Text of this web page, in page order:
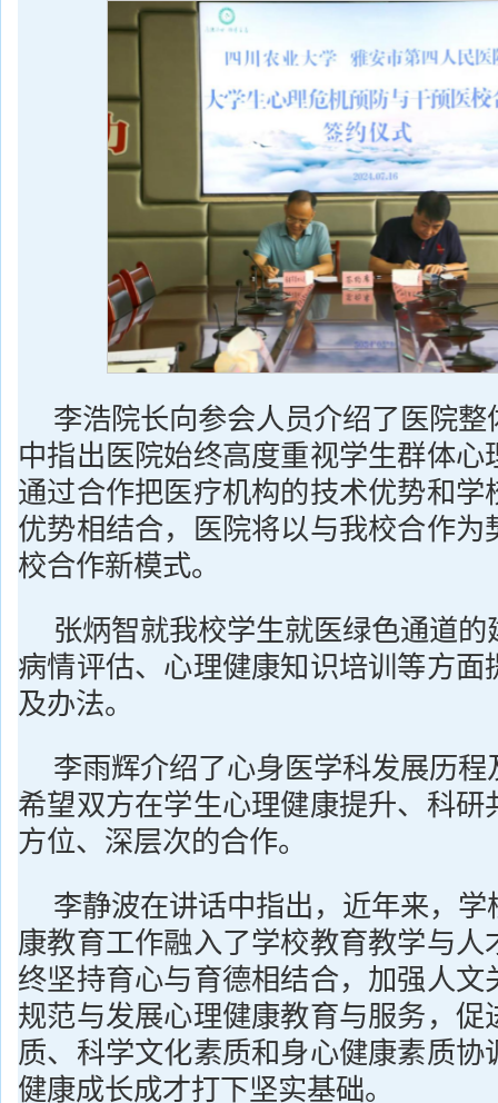
李浩院长向参会人员介绍了医院
中指出医院始终高度重视学生群体心
通过合作把医疗机构的技术优势和学
优势相结合，医院将以与我校合作为
校合作新模式。
张炳智就我校学生就医绿色通道
病情评估、心理健康知识培训等方面
及办法。
李雨辉介绍了心身医学科发展历
希望双方在学生心理健康提升、科研
方位、深层次的合作。
李静波在讲话中指出，近年来，
康教育工作融入了学校教育教学与人
终坚持育心与育德相结合，加强人文
规范与发展心理健康教育与服务，促
质、科学文化素质和身心健康素质协
健康成长成才打下坚实基础。